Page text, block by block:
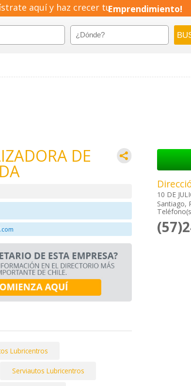
aquí y haz crecer tuEmprendimiento!
DE
Lubricentros
Serviautos Lubricentros
10 DE
Santiago,